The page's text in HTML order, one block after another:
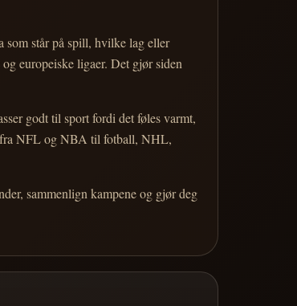
som står på spill, hvilke lag eller
europeiske ligaer. Det gjør siden
godt til sport fordi det føles varmt,
fra NFL og NBA til fotball, NHL,
sammenlign kampene og gjør deg